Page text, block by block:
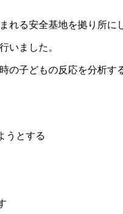
る安全基地を拠り所に
いました。
子どもの反応を分析す
うとする